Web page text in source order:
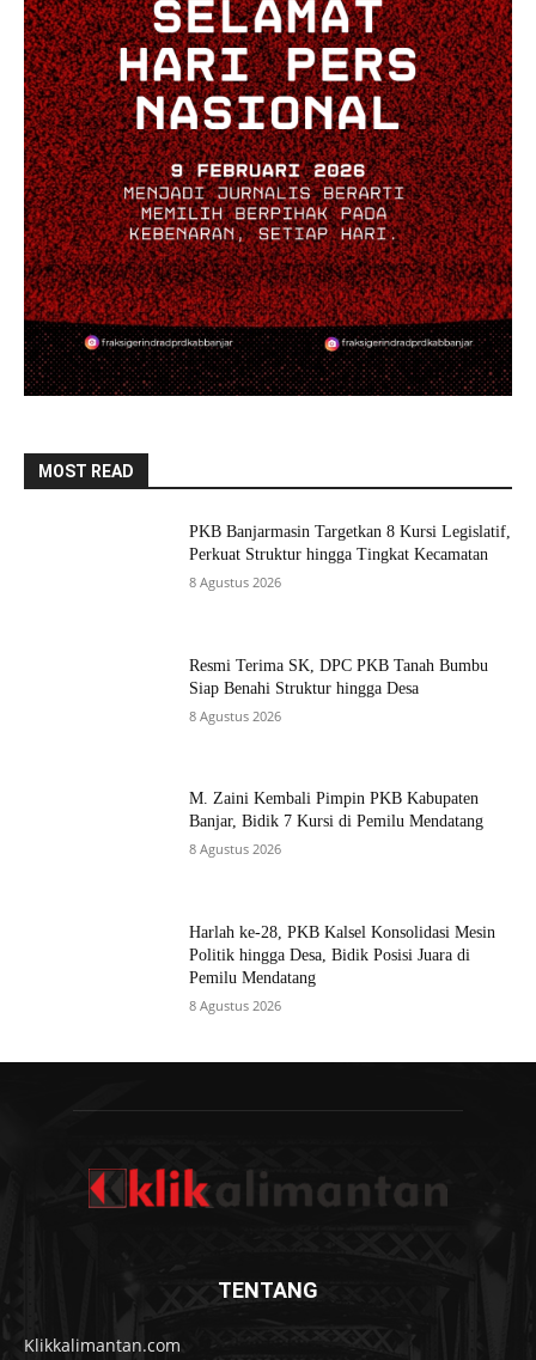
MOST READ
PKB Banjarmasin Targetkan 8 Kursi Legislatif,
Perkuat Struktur hingga Tingkat Kecamatan
8 Agustus 2026
Resmi Terima SK, DPC PKB Tanah Bumbu
Siap Benahi Struktur hingga Desa
8 Agustus 2026
M. Zaini Kembali Pimpin PKB Kabupaten
Banjar, Bidik 7 Kursi di Pemilu Mendatang
8 Agustus 2026
Harlah ke-28, PKB Kalsel Konsolidasi Mesin
Politik hingga Desa, Bidik Posisi Juara di
Pemilu Mendatang
8 Agustus 2026
TENTANG
Klikkalimantan.com